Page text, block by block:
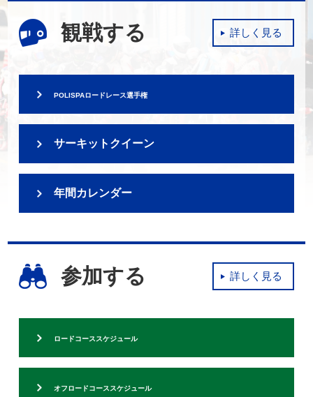
観戦する 詳しく見る
POLISPAロードレース選手権
サーキットクイーン
年間カレンダー
参加する 詳しく見る
ロードコーススケジュール
オフロードコーススケジュール